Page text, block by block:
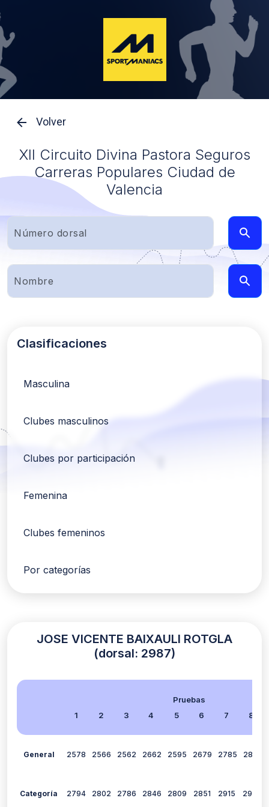
Volver
XII Circuito Divina Pastora Seguros
Carreras Populares Ciudad de
Valencia
Clasificaciones
Masculina
Clubes masculinos
Clubes por participación
Femenina
Clubes femeninos
Por categorías
JOSE VICENTE BAIXAULI ROTGLA
(dorsal: 2987)
Pruebas
1
2 3 4 5 6 7 8
General 2578 2566 2562 2662 2595 2679 2785 2808
Categoría 2794 2802 2786 2846 2809 2851 2915 2923